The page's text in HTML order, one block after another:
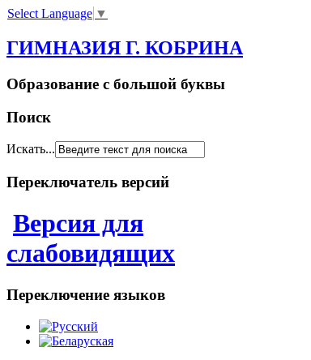
Select Language ▼
ГИМНАЗИЯ Г. КОБРИНА
Образование с большой буквы
Поиск
Искать...
Переключатель версий
Версия для
слабовидящих
Переключение языков